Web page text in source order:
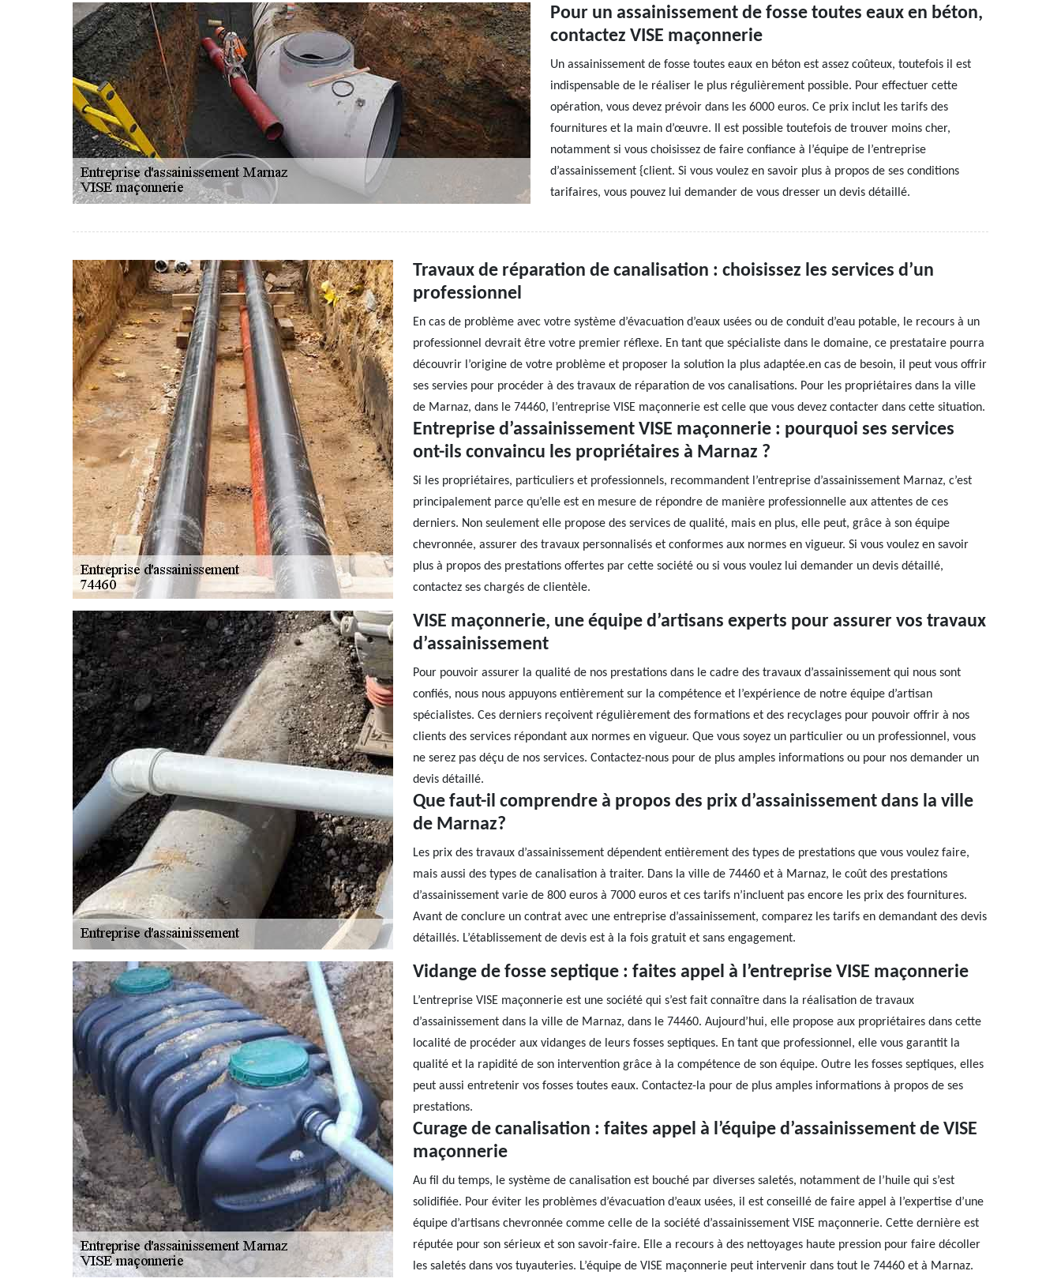
Pour un assainissement de fosse toutes eaux en béton,
contactez VISE maçonnerie
Un assainissement de fosse toutes eaux en béton est assez coûteux, toutefois il est
indispensable de le réaliser le plus régulièrement possible. Pour effectuer cette
opération, vous devez prévoir dans les 6000 euros. Ce prix inclut les tarifs des
fournitures et la main d’œuvre. Il est possible toutefois de trouver moins cher,
notamment si vous choisissez de faire confiance à l’équipe de l’entreprise
d’assainissement {client. Si vous voulez en savoir plus à propos de ses conditions
tarifaires, vous pouvez lui demander de vous dresser un devis détaillé.
Travaux de réparation de canalisation : choisissez les services d’un
professionnel
En cas de problème avec votre système d’évacuation d’eaux usées ou de conduit d’eau potable, le recours à un
professionnel devrait être votre premier réflexe. En tant que spécialiste dans le domaine, ce prestataire pourra
découvrir l’origine de votre problème et proposer la solution la plus adaptée.en cas de besoin, il peut vous offrir
ses servies pour procéder à des travaux de réparation de vos canalisations. Pour les propriétaires dans la ville
de Marnaz, dans le 74460, l’entreprise VISE maçonnerie est celle que vous devez contacter dans cette situation.
Entreprise d’assainissement VISE maçonnerie : pourquoi ses services
ont-ils convaincu les propriétaires à Marnaz ?
Si les propriétaires, particuliers et professionnels, recommandent l’entreprise d’assainissement Marnaz, c’est
principalement parce qu’elle est en mesure de répondre de manière professionnelle aux attentes de ces
derniers. Non seulement elle propose des services de qualité, mais en plus, elle peut, grâce à son équipe
chevronnée, assurer des travaux personnalisés et conformes aux normes en vigueur. Si vous voulez en savoir
plus à propos des prestations offertes par cette société ou si vous voulez lui demander un devis détaillé,
contactez ses chargés de clientèle.
VISE maçonnerie, une équipe d’artisans experts pour assurer vos travaux
d’assainissement
Pour pouvoir assurer la qualité de nos prestations dans le cadre des travaux d’assainissement qui nous sont
confiés, nous nous appuyons entièrement sur la compétence et l’expérience de notre équipe d’artisan
spécialistes. Ces derniers reçoivent régulièrement des formations et des recyclages pour pouvoir offrir à nos
clients des services répondant aux normes en vigueur. Que vous soyez un particulier ou un professionnel, vous
ne serez pas déçu de nos services. Contactez-nous pour de plus amples informations ou pour nos demander un
devis détaillé.
Que faut-il comprendre à propos des prix d’assainissement dans la ville
de Marnaz?
Les prix des travaux d’assainissement dépendent entièrement des types de prestations que vous voulez faire,
mais aussi des types de canalisation à traiter. Dans la ville de 74460 et à Marnaz, le coût des prestations
d’assainissement varie de 800 euros à 7000 euros et ces tarifs n’incluent pas encore les prix des fournitures.
Avant de conclure un contrat avec une entreprise d’assainissement, comparez les tarifs en demandant des devis
détaillés. L’établissement de devis est à la fois gratuit et sans engagement.
Vidange de fosse septique : faites appel à l’entreprise VISE maçonnerie
L’entreprise VISE maçonnerie est une société qui s’est fait connaître dans la réalisation de travaux
d’assainissement dans la ville de Marnaz, dans le 74460. Aujourd’hui, elle propose aux propriétaires dans cette
localité de procéder aux vidanges de leurs fosses septiques. En tant que professionnel, elle vous garantit la
qualité et la rapidité de son intervention grâce à la compétence de son équipe. Outre les fosses septiques, elles
peut aussi entretenir vos fosses toutes eaux. Contactez-la pour de plus amples informations à propos de ses
prestations.
Curage de canalisation : faites appel à l’équipe d’assainissement de VISE
maçonnerie
Au fil du temps, le système de canalisation est bouché par diverses saletés, notamment de l’huile qui s’est
solidifiée. Pour éviter les problèmes d’évacuation d’eaux usées, il est conseillé de faire appel à l’expertise d’une
équipe d’artisans chevronnée comme celle de la société d’assainissement VISE maçonnerie. Cette dernière est
réputée pour son sérieux et son savoir-faire. Elle a recours à des nettoyages haute pression pour faire décoller
les saletés dans vos tuyauteries. L’équipe de VISE maçonnerie peut intervenir dans tout le 74460 et à Marnaz.